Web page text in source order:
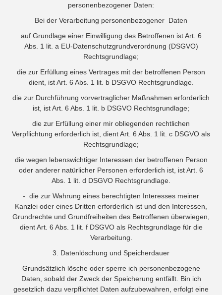
personenbezogener Daten:
Bei der Verarbeitung personenbezogener Daten
auf Grundlage einer Einwilligung des Betroffenen ist Art. 6
Abs. 1 lit. a EU-Datenschutzgrundverordnung (DSGVO)
Rechtsgrundlage;
die zur Erfüllung eines Vertrages mit der betroffenen Person
dient, ist Art. 6 Abs. 1 lit. b DSGVO Rechtsgrundlage.
die zur Durchführung vorvertraglicher Maßnahmen erforderlich
ist, ist Art. 6 Abs. 1 lit. b DSGVO Rechtsgrundlage;
die zur Erfüllung einer mir obliegenden rechtlichen
Verpflichtung erforderlich ist, dient Art. 6 Abs. 1 lit. c DSGVO als
Rechtsgrundlage;
die wegen lebenswichtiger Interessen der betroffenen Person
oder anderer natürlicher Personen erforderlich ist, ist Art. 6
Abs. 1 lit. d DSGVO Rechtsgrundlage.
- die zur Wahrung eines berechtigten Interesses meiner
Kanzlei oder eines Dritten erforderlich ist und den Interessen,
Grundrechte und Grundfreiheiten des Betroffenen überwiegen,
dient Art. 6 Abs. 1 lit. f DSGVO als Rechtsgrundlage für die
Verarbeitung.
3. Datenlöschung und Speicherdauer
Grundsätzlich lösche oder sperre ich personenbezogene
Daten, sobald der Zweck der Speicherung entfällt. Bin ich
gesetzlich dazu verpflichtet Daten aufzubewahren, erfolgt eine